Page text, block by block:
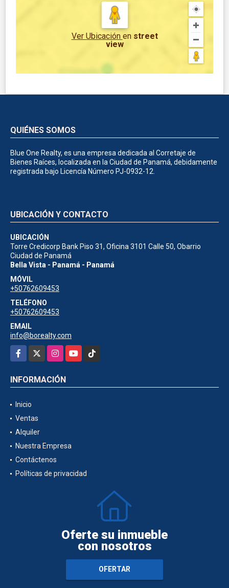
Ver Ubicación en street
view
QUIÉNES SOMOS
Blue One Realty, es una empresa dedicada al Corretaje de
Bienes Raíces, localizada en la Ciudad de Panamá, debidamente
registrada bajo Licencía Número PJ-0932-12.
UBICACIÓN Y CONTACTO
UBICACIÓN
Torre Credicorp Bank Piso 31, Oficina 3101 Calle 50, Obarrio
Ciudad de Panamá
Bella Vista - Panamá - Panamá
MÓVIL
+50762609453
TELÉFONO
+50762609453
EMAIL
info@borealty.com
Facebook
InstagramYouTubeTikTok
INFORMACIÓN
Inicio
Ventas
Alquiler
Nuestra Empresa
Contáctenos
Políticas de privacidad
Oferte su inmueble
con nosotros
OFERTAR